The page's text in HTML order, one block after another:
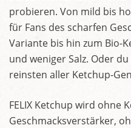
probieren. Von mild bis
für Fans des scharfen
Variante bis hin zum Bio-
und weniger Salz. Oder
reinsten aller Ketchup-
FELIX Ketchup wird ohne
Geschmacksverstärker,